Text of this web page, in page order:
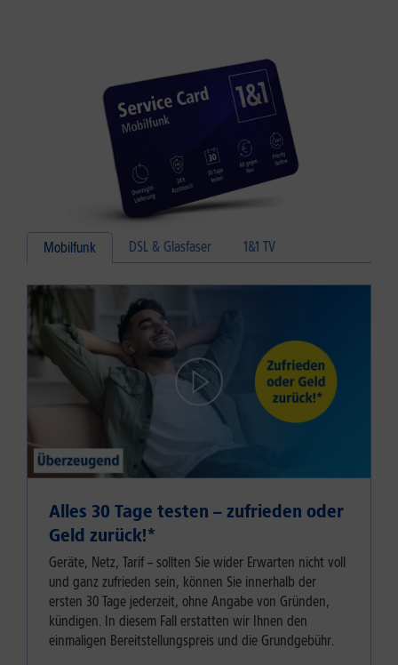
Mobilfunk DSL & Glasfaser 1&1 TV
Alles 30 Tage testen – zufrieden oder
Geld zurück!⁠*
Geräte, Netz, Tarif – sollten Sie wider Erwarten nicht voll
und ganz zufrieden sein, können Sie innerhalb der
ersten 30 Tage jederzeit, ohne Angabe von Gründen,
kündigen. In diesem Fall erstatten wir Ihnen den
einmaligen Bereitstellungspreis und die Grundgebühr.